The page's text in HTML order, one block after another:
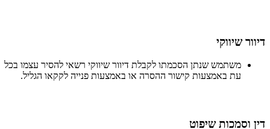
דיוור שיווקי
משתמש שנתן הסכמתו לקבלת דיוור שיווקי רשאי להסיר עצמו בכל
עת באמצעות קישור ההסרה או באמצעות פנייה לקקאו הגליל.
דין וסמכות שיפוט